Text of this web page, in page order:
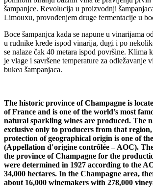
šampanjce. Revolucija u proizvodnji
Limouxu, provođenjem druge fermentacije u
Boce šampanjca kada se napune u vinarijama
u rudnike krede ispod vinarija, dugi i po
se nalaze čak 40 metara ispod površine. Klima
je vlage i savršene temperature za odležavanje
bukea šampanjaca.
The historic province of Champagne is
of France and is one of the world’s most
natural sparkling wines are produced. The
exclusive only to producers from that
protection of geographical origin is one of
(Appellation d′origine contrôlée – AOC).
the province of Champagne for the
were determined in 1927 according to the
34,000 hectares. In the Champagne area,
about 16,000 winemakers with 278,000